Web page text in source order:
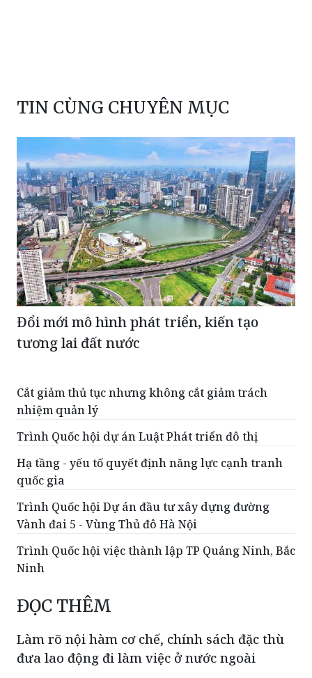
TIN CÙNG CHUYÊN MỤC
Đổi mới mô hình phát triển, kiến tạo
tương lai đất nước
Cắt giảm thủ tục nhưng không cắt giảm trách
nhiệm quản lý
Trình Quốc hội dự án Luật Phát triển đô thị
Hạ tầng - yếu tố quyết định năng lực cạnh tranh
quốc gia
Trình Quốc hội Dự án đầu tư xây dựng đường
Vành đai 5 - Vùng Thủ đô Hà Nội
Trình Quốc hội việc thành lập TP Quảng Ninh, Bắc
Ninh
ĐỌC THÊM
Làm rõ nội hàm cơ chế, chính sách đặc thù
đưa lao động đi làm việc ở nước ngoài